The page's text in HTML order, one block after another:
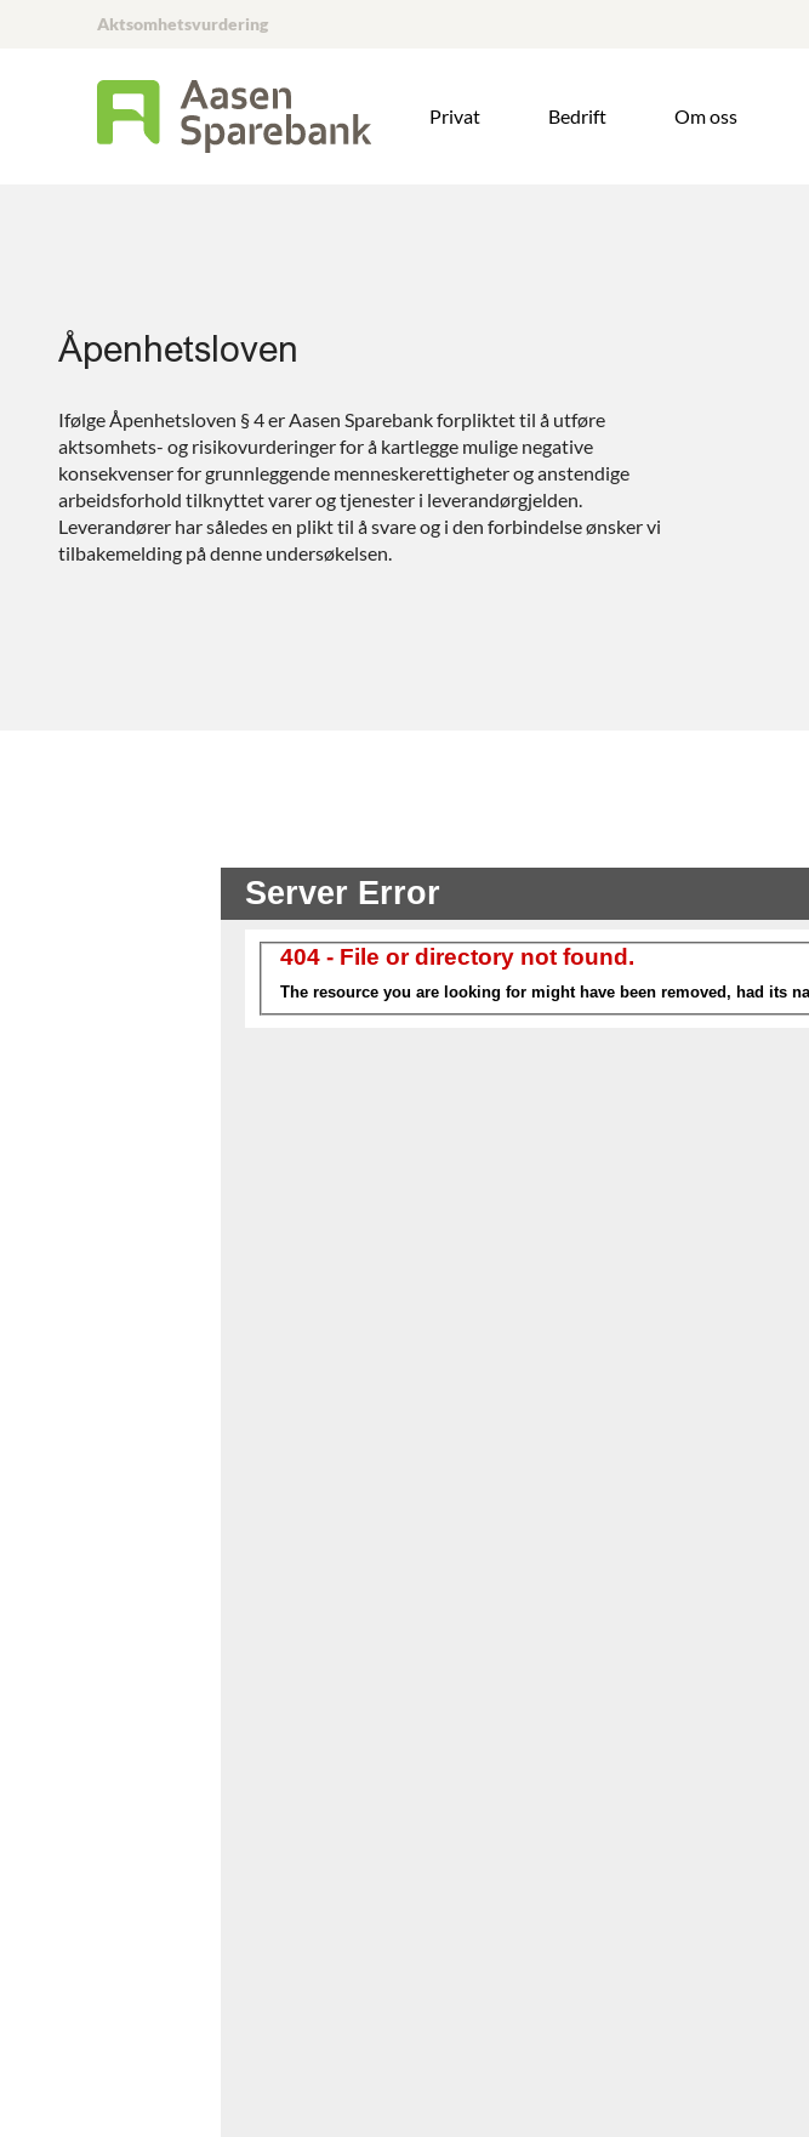
Aktsomhetsvurdering
Privat Bedrift Om oss
Åpenhetsloven
Ifølge Åpenhetsloven § 4 er Aasen Sparebank forpliktet til å utføre
aktsomhets- og risikovurderinger for å kartlegge mulige negative
konsekvenser for grunnleggende menneskerettigheter og anstendige
arbeidsforhold tilknyttet varer og tjenester i leverandørgjelden.
Leverandører har således en plikt til å svare og i den forbindelse ønsker vi
tilbakemelding på denne undersøkelsen.